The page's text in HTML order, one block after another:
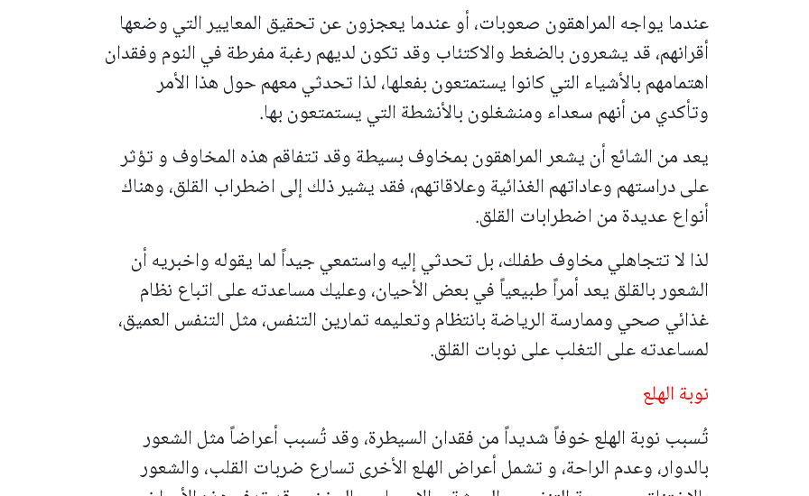
عندما يواجه المراهقون صعوبات، أو عندما يعجزون عن تحقيق المعايير التي وضعها
أقرانهم، قد يشعرون بالضغط والاكتئاب وقد تكون لديهم رغبة مفرطة في النوم وفقدان
اهتمامهم بالأشياء التي كانوا يستمتعون بفعلها، لذا تحدثي معهم حول هذا الأمر
وتأكدي من أنهم سعداء ومنشغلون بالأنشطة التي يستمتعون بها.
يعد من الشائع أن يشعر المراهقون بمخاوف بسيطة وقد تتفاقم هذه المخاوف و تؤثر
على دراستهم وعاداتهم الغذائية وعلاقاتهم، فقد يشير ذلك إلى اضطراب القلق، وهناك
أنواع عديدة من اضطرابات القلق.
لذا لا تتجاهلي مخاوف طفلك، بل تحدثي إليه واستمعي جيداً لما يقوله واخبريه أن
الشعور بالقلق يعد أمراً طبيعياً في بعض الأحيان، وعليك مساعدته على اتباع نظام
غذائي صحي وممارسة الرياضة بانتظام وتعليمه تمارين التنفس، مثل التنفس العميق،
لمساعدته على التغلب على نوبات القلق.
نوبة الهلع
تُسبب نوبة الهلع خوفاً شديداً من فقدان السيطرة، وقد تُسبب أعراضاً مثل الشعور
بالدوار، وعدم الراحة، و تشمل أعراض الهلع الأخرى تسارع ضربات القلب، والشعور